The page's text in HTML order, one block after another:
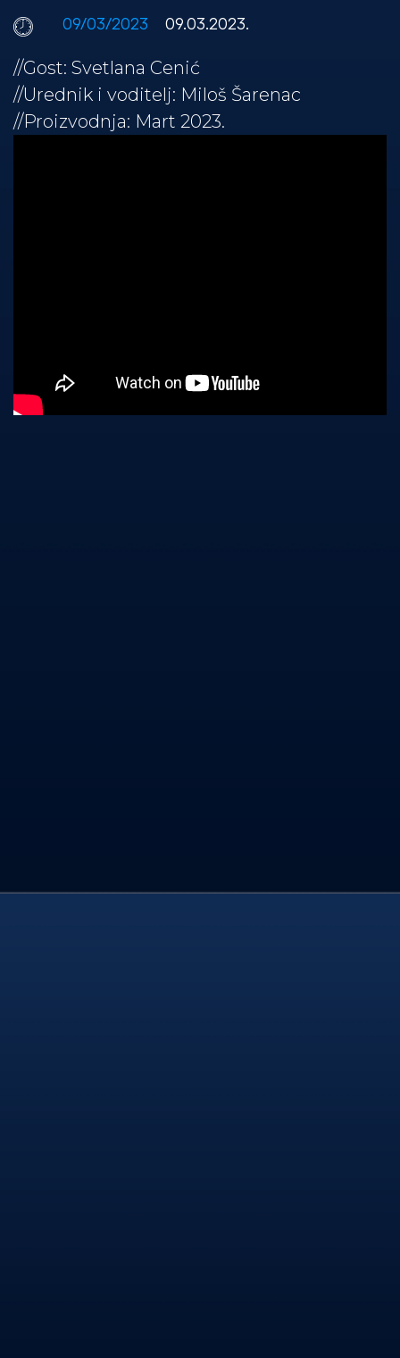
09/03/2023 09.03.2023.
//Gost: Svetlana Cenić
//Urednik i voditelj: Miloš Šarenac
//Proizvodnja: Mart 2023.